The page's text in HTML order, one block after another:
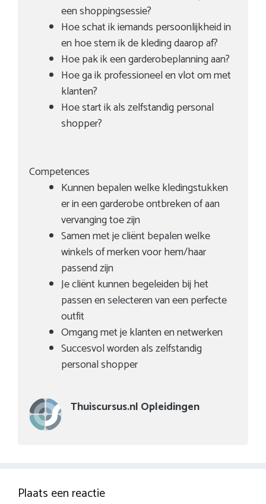
een shoppingsessie?
Hoe schat ik iemands persoonlijkheid in
en hoe stem ik de kleding daarop af?
Hoe pak ik een garderobeplanning aan?
Hoe ga ik professioneel en vlot om met
klanten?
Hoe start ik als zelfstandig personal
shopper?
Competences
Kunnen bepalen welke kledingstukken
er in een garderobe ontbreken of aan
vervanging toe zijn
Samen met je cliënt bepalen welke
winkels of merken voor hem/haar
passend zijn
Je cliënt kunnen begeleiden bij het
passen en selecteren van een perfecte
outfit
Omgang met je klanten en netwerken
Succesvol worden als zelfstandig
personal shopper
Thuiscursus.nl Opleidingen
Plaats een reactie